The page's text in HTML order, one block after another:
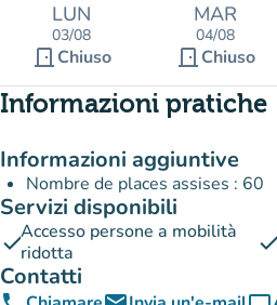
LUN
03/08
door_front Chiuso
MAR
04/08
door_front Chiuso
Informazioni pratiche
Informazioni aggiuntive
Nombre de places assises : 60
Servizi disponibili
checkAccesso persone a mobilità
ridotta
Contatti